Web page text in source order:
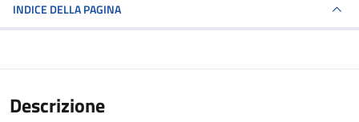
INDICE DELLA PAGINA
Descrizione